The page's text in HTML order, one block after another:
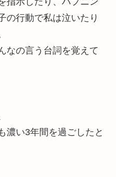
の行動で私は泣いたり
なの言う台詞を覚えて
濃い3年間を過ごしたと